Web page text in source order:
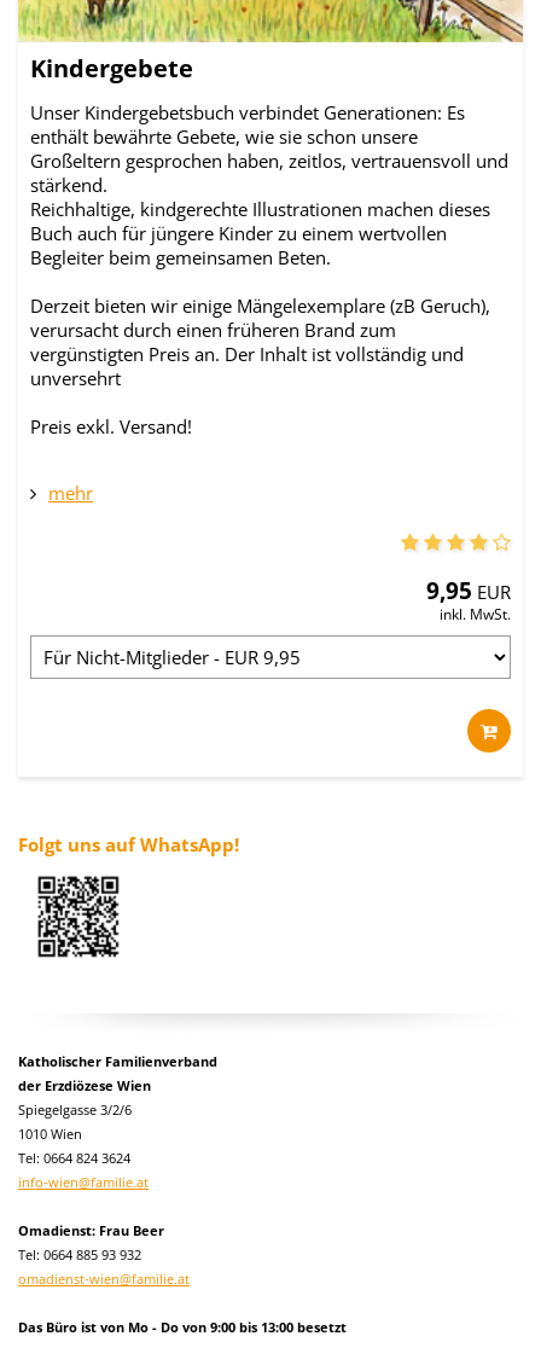
Kindergebete
Unser Kindergebetsbuch verbindet Generationen: Es
enthält bewährte Gebete, wie sie schon unsere
Großeltern gesprochen haben, zeitlos, vertrauensvoll und
stärkend.
Reichhaltige, kindgerechte Illustrationen machen dieses
Buch auch für jüngere Kinder zu einem wertvollen
Begleiter beim gemeinsamen Beten.
Derzeit bieten wir einige Mängelexemplare (zB Geruch),
verursacht durch einen früheren Brand zum
vergünstigten Preis an. Der Inhalt ist vollständig und
unversehrt
Preis exkl. Versand!
mehr
9,95 EUR
inkl. MwSt.
Folgt uns auf WhatsApp!
Katholischer Familienverband
der Erzdiözese Wien
Spiegelgasse 3/2/6
1010 Wien
Tel: 0664 824 3624
info-wien@familie.at
Omadienst: Frau Beer
Tel: 0664 885 93 932
omadienst-wien@familie.at
Das Büro ist von Mo - Do von 9:00 bis 13:00 besetzt